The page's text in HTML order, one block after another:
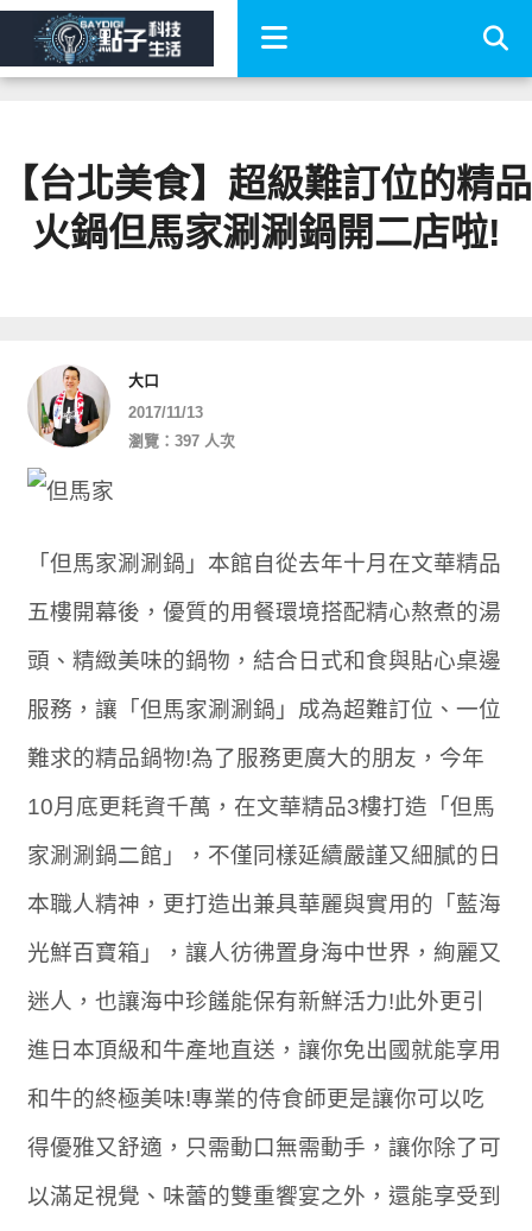
【台北美食】超級難訂位的精品
火鍋但馬家涮涮鍋開二店啦!
大口
2017/11/13
瀏覽：397 人次
「但馬家涮涮鍋」本館自從去年十月在文華精品
五樓開幕後，優質的用餐環境搭配精心熬煮的湯
頭、精緻美味的鍋物，結合日式和食與貼心桌邊
服務，讓「但馬家涮涮鍋」成為超難訂位、一位
難求的精品鍋物!為了服務更廣大的朋友，今年
10月底更耗資千萬，在文華精品3樓打造「但馬
家涮涮鍋二館」，不僅同樣延續嚴謹又細膩的日
本職人精神，更打造出兼具華麗與實用的「藍海
光鮮百寶箱」，讓人彷彿置身海中世界，絢麗又
迷人，也讓海中珍饈能保有新鮮活力!此外更引
進日本頂級和牛產地直送，讓你免出國就能享用
和牛的終極美味!專業的侍食師更是讓你可以吃
得優雅又舒適，只需動口無需動手，讓你除了可
以滿足視覺、味蕾的雙重饗宴之外，還能享受到